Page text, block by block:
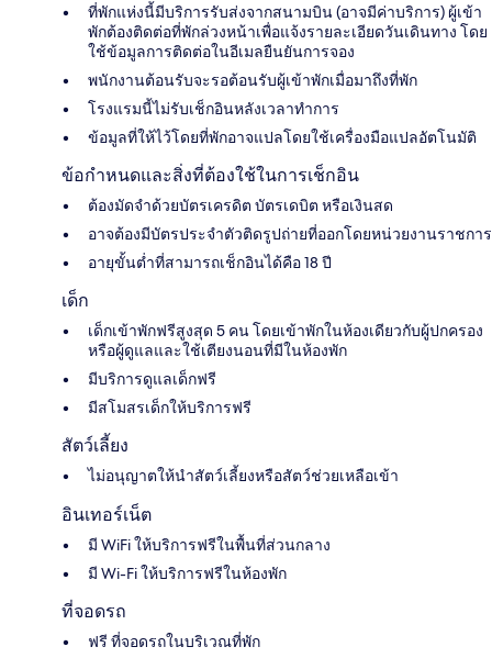
ที่พักแห่งนี้มีบริการรับส่งจากสนามบิน (อาจมีค่าบริการ) ผู้เข้า
พักต้องติดต่อที่พักล่วงหน้าเพื่อแจ้งรายละเอียดวันเดินทาง โดย
ใช้ข้อมูลการติดต่อในอีเมลยืนยันการจอง
พนักงานต้อนรับจะรอต้อนรับผู้เข้าพักเมื่อมาถึงที่พัก
โรงแรมนี้ไม่รับเช็กอินหลังเวลาทำการ
ข้อมูลที่ให้ไว้โดยที่พักอาจแปลโดยใช้เครื่องมือแปลอัตโนมัติ
ข้อกำหนดและสิ่งที่ต้องใช้ในการเช็กอิน
ต้องมัดจำด้วยบัตรเครดิต บัตรเดบิต หรือเงินสด
อาจต้องมีบัตรประจำตัวติดรูปถ่ายที่ออกโดยหน่วยงานราชการ
อายุขั้นต่ำที่สามารถเช็กอินได้คือ 18 ปี
เด็ก
เด็กเข้าพักฟรีสูงสุด 5 คน โดยเข้าพักในห้องเดียวกับผู้ปกครอง
หรือผู้ดูแลและใช้เตียงนอนที่มีในห้องพัก
มีบริการดูแลเด็กฟรี
มีสโมสรเด็กให้บริการฟรี
สัตว์เลี้ยง
ไม่อนุญาตให้นำสัตว์เลี้ยงหรือสัตว์ช่วยเหลือเข้า
อินเทอร์เน็ต
มี WiFi ให้บริการฟรีในพื้นที่ส่วนกลาง
มี Wi-Fi ให้บริการฟรีในห้องพัก
ที่จอดรถ
ฟรี ที่จอดรถในบริเวณที่พัก